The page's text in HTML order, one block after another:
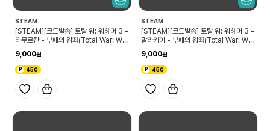
STEAM
[STEAM][코드발송] 토탈 워: 워해머 3 -
타무르칸 - 부패의 왕좌(Total War: WA
nes of Decay)
9,000
450
STEAM
[STEAM][코드발송] 토탈 워: 워해머 3 -
말라카이 - 부패의 왕좌(Total War: WA
of Decay)
9,000
450